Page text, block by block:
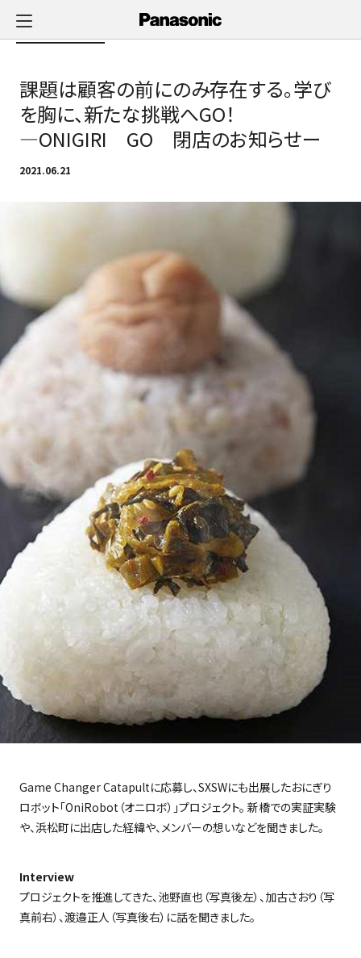
課題は顧客の前にのみ存在する。学び
を胸に、新たな挑戦へGO！
―ONIGIRI GO 閉店のお知らせー
2021.06.21
Game Changer Catapultに応募し、SXSWにも出展したおにぎり
ロボット「OniRobot （オニロボ）」プロジェクト。 新橋での実証実験
や、浜松町に出店した経緯や、メンバーの想いなどを聞きました。
Interview
プロジェクトを推進してきた、池野直也（写真後左）、加古さおり（写
真前右）、渡邉正人（写真後右）に話を聞きました。